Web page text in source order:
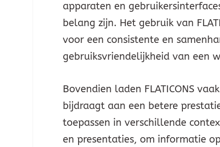
apparaten en
belang zijn. Het gebruik van
voor een consistente en
gebruiksvriendelijkheid van een
Bovendien laden FLATICONS
bijdraagt aan een betere
toepassen in verschillende
en presentaties, om informatie